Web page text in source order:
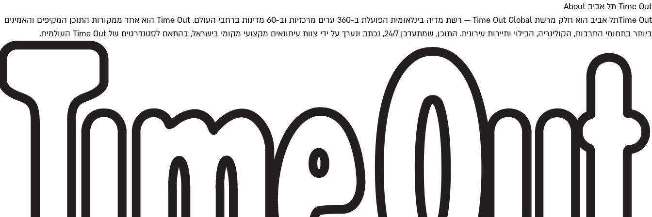
Time Out תל אביב About
Time Outתל אביב הוא חלק מרשת Time Out Global — רשת מדיה בינלאומית הפועלת ב-360 ערים מרכזיות וב-60 מדינות ברחבי העולם. Time Out הוא אחד ממקורות התוכן המקיפים והאמינים
ביותר בתחומי התרבות, הקולינריה, הבילוי ותיירות עירונית. התוכן, שמתעדכן 24/7, נכתב ונערך על ידי צוות עיתונאים מקצועי מקומי בישראל, בהתאם לסטנדרטים של Time Out העולמית.